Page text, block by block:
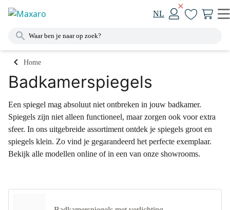
NL
Home
Badkamerspiegels
Een spiegel mag absoluut niet ontbreken in jouw badkamer.
Spiegels zijn niet alleen functioneel, maar zorgen ook voor extra
sfeer. In ons uitgebreide assortiment ontdek je spiegels groot en
spiegels klein. Zo vind je gegarandeerd het perfecte exemplaar.
Bekijk alle modellen online of in een van onze showrooms.